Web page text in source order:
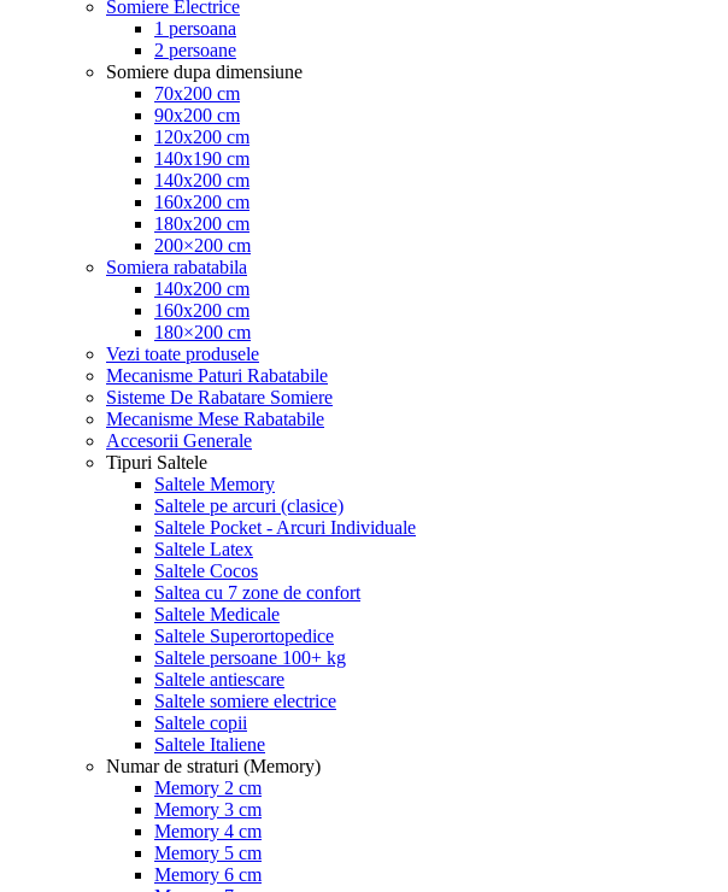
Somiere Electrice
1 persoana
2 persoane
Somiere dupa dimensiune
70x200 cm
90x200 cm
120x200 cm
140x190 cm
140x200 cm
160x200 cm
180x200 cm
200×200 cm
Somiera rabatabila
140x200 cm
160x200 cm
180×200 cm
Vezi toate produsele
Mecanisme Paturi Rabatabile
Sisteme De Rabatare Somiere
Mecanisme Mese Rabatabile
Accesorii Generale
Tipuri Saltele
Saltele Memory
Saltele pe arcuri (clasice)
Saltele Pocket - Arcuri Individuale
Saltele Latex
Saltele Cocos
Saltea cu 7 zone de confort
Saltele Medicale
Saltele Superortopedice
Saltele persoane 100+ kg
Saltele antiescare
Saltele somiere electrice
Saltele copii
Saltele Italiene
Numar de straturi (Memory)
Memory 2 cm
Memory 3 cm
Memory 4 cm
Memory 5 cm
Memory 6 cm